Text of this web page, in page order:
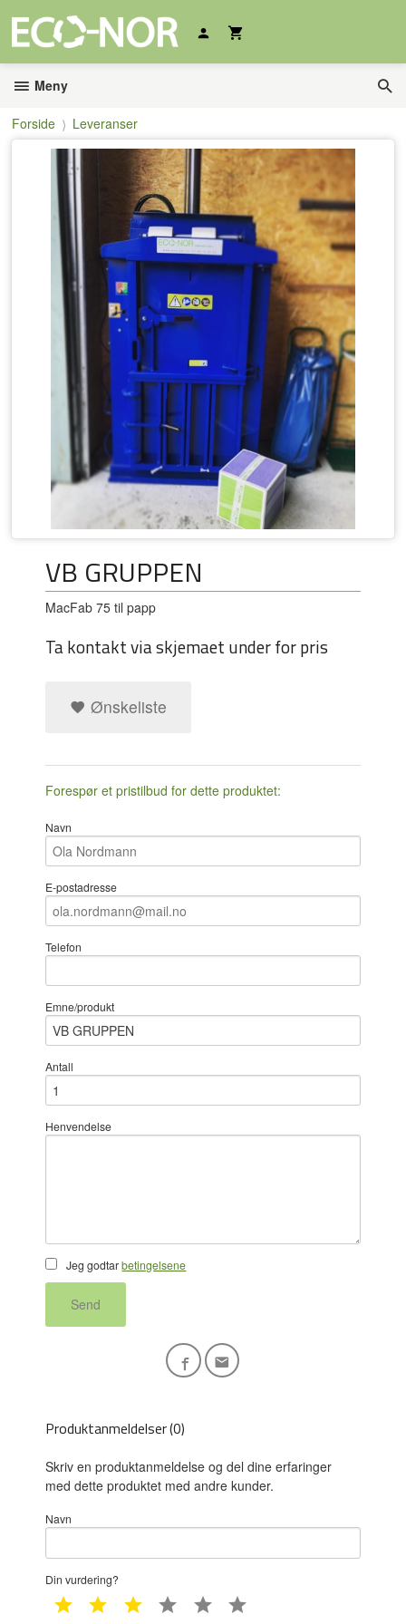
innholdet
Meny
Forside Leveranser
VB GRUPPEN
MacFab 75 til papp
Ta kontakt via skjemaet under for pris
Ønskeliste
Forespør et pristilbud for dette produktet:
Navn
E-postadresse
Telefon
Emne/produkt
Antall
Henvendelse
Jeg godtarbetingelsene
Send
Produktanmeldelser (0)
Skriv en produktanmeldelse og del dine erfaringer
med dette produktet med andre kunder.
Navn
Din vurdering?
1 star 2 star 3 star 4 star 5 star